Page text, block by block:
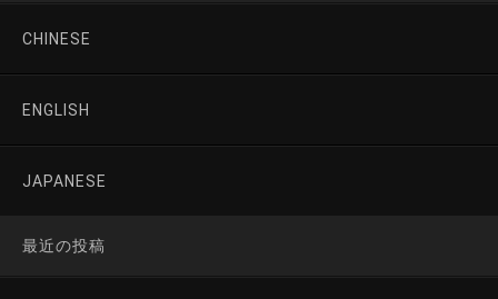
CHINESE
ENGLISH
JAPANESE
最近の投稿